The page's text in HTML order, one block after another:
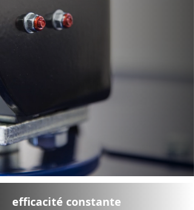
efficacité constante